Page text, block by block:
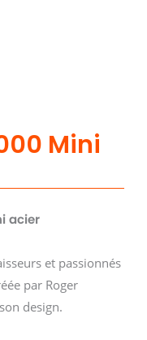
Mini
acier
et passionnés
par Roger
design.